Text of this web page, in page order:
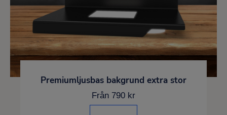
Premiumljusbas bakgrund extra stor
Från 790 kr